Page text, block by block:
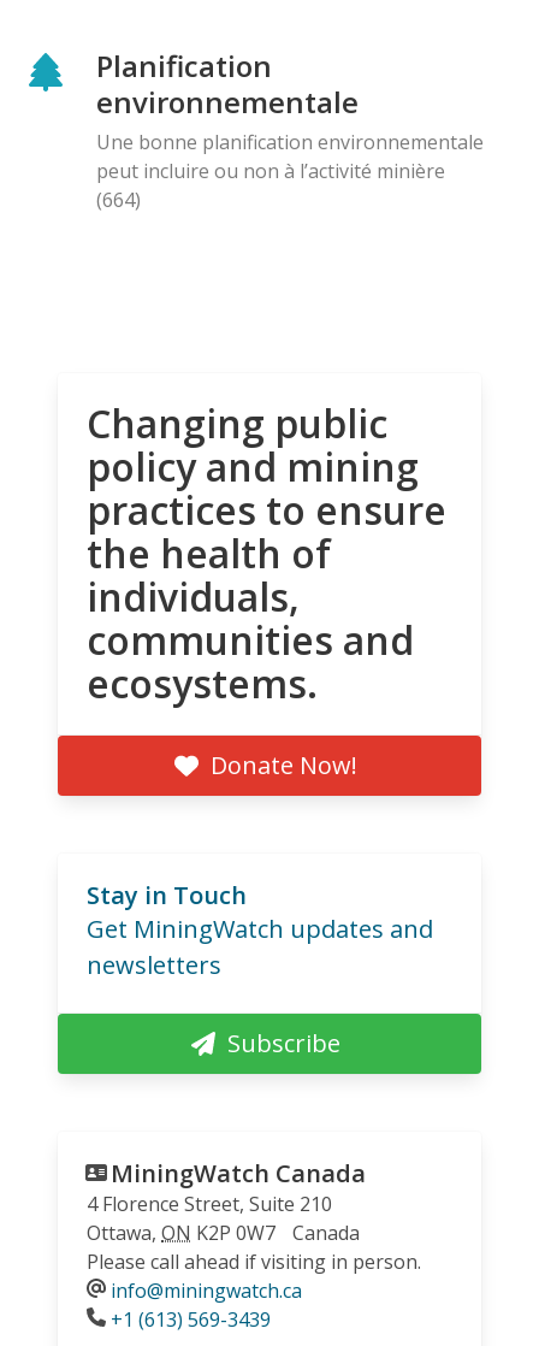
Planification
environnementale
Une bonne planification environnementale
peut incluire ou non à l’activité minière
(664)
Changing public
policy and mining
practices to ensure
the health of
individuals,
communities and
ecosystems.
Donate Now!
Stay in Touch
Get MiningWatch updates and
newsletters
Subscribe
MiningWatch Canada
4 Florence Street, Suite 210
Ottawa, ON K2P 0W7
Canada
Please call ahead if visiting in person.
info@miningwatch.ca
Phone
+1 (613) 569-3439